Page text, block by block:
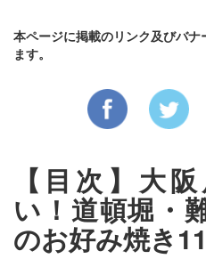
本ページに掲載のリンク及びバ
ます。
【目次】大
い！道頓堀・
のお好み焼き